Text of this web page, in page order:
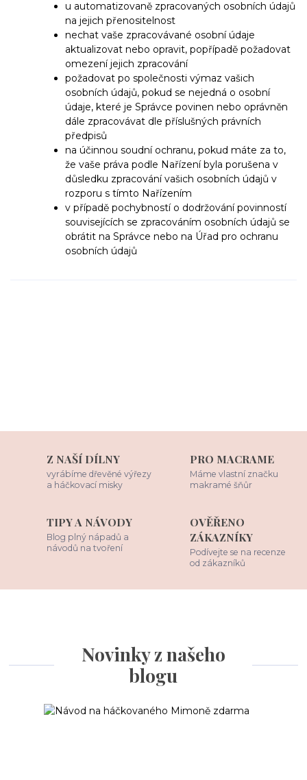
u automatizovaně zpracovaných osobních údajů
na jejich přenositelnost
nechat vaše zpracovávané osobní údaje
aktualizovat nebo opravit, popřípadě požadovat
omezení jejich zpracování
požadovat po společnosti výmaz vašich
osobních údajů, pokud se nejedná o osobní
údaje, které je Správce povinen nebo oprávněn
dále zpracovávat dle příslušných právních
předpisů
na účinnou soudní ochranu, pokud máte za to,
že vaše práva podle Nařízení byla porušena v
důsledku zpracování vašich osobních údajů v
rozporu s tímto Nařízením
v případě pochybností o dodržování povinností
souvisejících se zpracováním osobních údajů se
obrátit na Správce nebo na Úřad pro ochranu
osobních údajů
Z NAŠÍ DÍLNY
vyrábíme dřevěné výřezy
a háčkovací misky
PRO MACRAME
Máme vlastní značku
makramé šňůr
TIPY A NÁVODY
Blog plný nápadů a
návodů na tvoření
OVĚŘENO
ZÁKAZNÍKY
Podívejte se na recenze
od zákazníků
Novinky z našeho
blogu